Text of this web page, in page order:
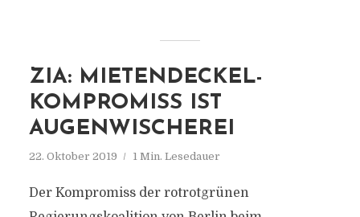
ZIA: MIETENDECKEL-
KOMPROMISS IST
AUGENWISCHEREI
22. Oktober 2019 1 Min. Lesedauer
Der Kompromiss der rotrotgrünen